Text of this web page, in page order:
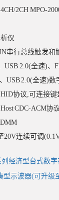
2CH MPO-
仪
串行总线触发和
USB 2.0(全速)、
USB 2.0(全速)数
HID协议,可连接
CDC-ACM
20V连续可调
经济型台式数
型示波器(可升级